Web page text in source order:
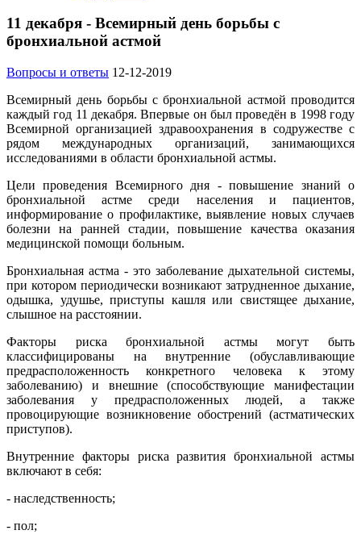
11 декабря - Всемирный день борьбы с
бронхиальной астмой
Вопросы и ответы 12-12-2019
Всемирный день борьбы с бронхиальной астмой проводится
каждый год 11 декабря. Впервые он был проведён в 1998 году
Всемирной организацией здравоохранения в содружестве с
рядом международных организаций, занимающихся
исследованиями в области бронхиальной астмы.
Цели проведения Всемирного дня - повышение знаний о
бронхиальной астме среди населения и пациентов,
информирование о профилактике, выявление новых случаев
болезни на ранней стадии, повышение качества оказания
медицинской помощи больным.
Бронхиальная астма - это заболевание дыхательной системы,
при котором периодически возникают затрудненное дыхание,
одышка, удушье, приступы кашля или свистящее дыхание,
слышное на расстоянии.
Факторы риска бронхиальной астмы могут быть
классифицированы на внутренние (обуславливающие
предрасположенность конкретного человека к этому
заболеванию) и внешние (способствующие манифестации
заболевания у предрасположенных людей, а также
провоцирующие возникновение обострений (астматических
приступов).
Внутренние факторы риска развития бронхиальной астмы
включают в себя:
- наследственность;
- пол;